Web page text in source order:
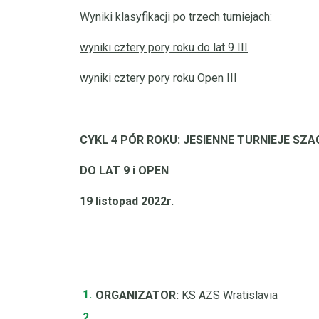
Wyniki klasyfikacji po trzech turniejach:
wyniki cztery pory roku do lat 9 III
wyniki cztery pory roku Open III
CYKL 4 PÓR ROKU: JESIENNE TURNIEJE
DO LAT 9 i OPEN
19 listopad 2022r.
ORGANIZATOR: KS AZS Wratislavia